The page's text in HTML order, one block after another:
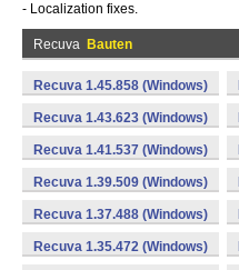
- Localization fixes.
Recuva Bauten
Recuva 1.45.858 (Windows)
Recuva 1.43.623 (Windows)
Recuva 1.41.537 (Windows)
Recuva 1.39.509 (Windows)
Recuva 1.37.488 (Windows)
Recuva 1.35.472 (Windows)